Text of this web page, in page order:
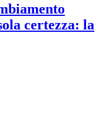
certezza: la